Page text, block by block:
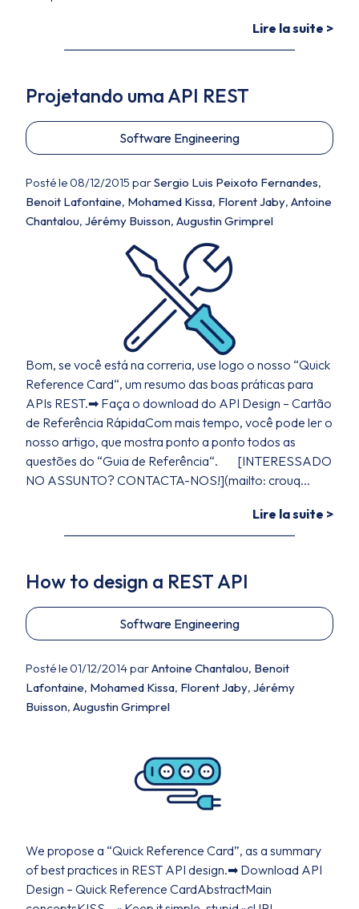
Lire la suite >
Projetando uma API REST
Software Engineering
Posté le 08/12/2015 parSergio Luis Peixoto Fernandes,
Benoit Lafontaine, Mohamed Kissa, Florent Jaby, Antoine
Chantalou, Jérémy Buisson, Augustin Grimprel
Bom, se você está na correria, use logo o nosso “Quick
Reference Card“, um resumo das boas práticas para
APIs REST.➡ Faça o download do API Design – Cartão
de Referência RápidaCom mais tempo, você pode ler o
nosso artigo, que mostra ponto a ponto todos as
questões do “Guia de Referência“. [INTERESSADO
NO ASSUNTO? CONTACTA-NOS!](mailto: crouq...
Lire la suite >
How to design a REST API
Software Engineering
Posté le 01/12/2014 parAntoine Chantalou, Benoit
Lafontaine, Mohamed Kissa, Florent Jaby, Jérémy
Buisson, Augustin Grimprel
We propose a “Quick Reference Card”, as a summary
of best practices in REST API design.➡ Download API
Design – Quick Reference CardAbstractMain